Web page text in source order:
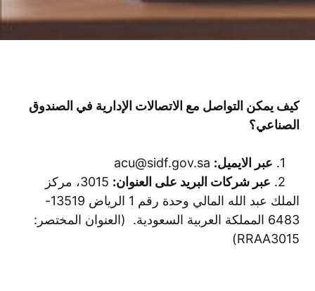
كيف يمكن التواصل مع الاتصالات الإدارية في الصندوق
الصناعي؟
1. عبر الايميل:
2. عبر شركات البريد على العنوان:
3015، مركز
الملك عبد الله المالي وحدة رقم 1 الرياض 13519-
6483 المملكة العربية السعودية. (العنوان المختصر:
RRAA3015)